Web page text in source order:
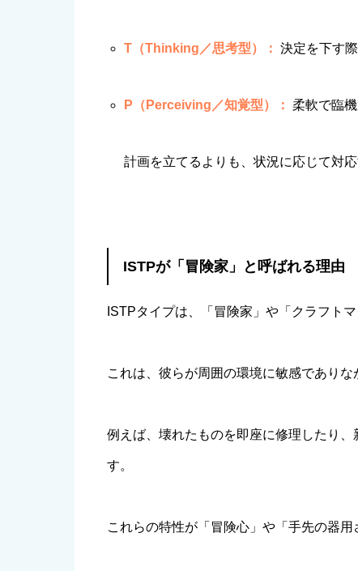
T（Thinking／思考型）： 決定を下す
P（Perceiving／知覚型）： 柔軟で臨機
計画を立てるよりも、状況に応じて対
ISTPが「冒険家」と呼ばれる理由
ISTPタイプは、「冒険家」や「クラフト
これは、彼らが周囲の環境に敏感であり
例えば、壊れたものを即座に修理したり
す。
これらの特性が「冒険心」や「手先の器